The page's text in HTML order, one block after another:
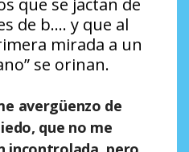
que se jactan de
de b…. y que al
mirada a un
se orinan.
avergüenzo de
que no me